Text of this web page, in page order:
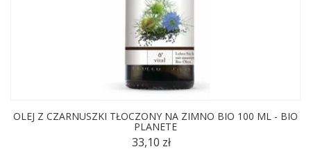
OLEJ Z CZARNUSZKI TŁOCZONY NA ZIMNO BIO 100 ML - BIO
PLANETE
33,10 zł